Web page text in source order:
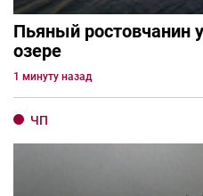
Пьяный ростовчанин
озере
1 минуту назад
ЧП